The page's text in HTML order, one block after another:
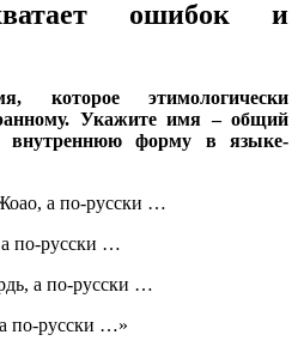
ошибок и
которое этимологически
Укажите имя – общий
внутреннюю форму в языке-
а по-русски …
по-русски …
а по-русски …
по-русски …»